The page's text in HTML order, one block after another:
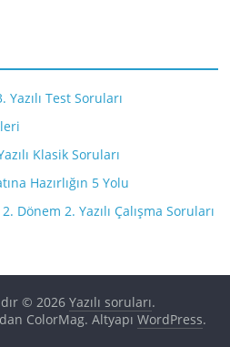
Yazılı Test Soruları
Klasik Soruları
Hazırlığın 5 Yolu
Dönem 2. Yazılı Çalışma Soruları
© 2026 Yazılı soruları.
ColorMag. Altyapı WordPress.